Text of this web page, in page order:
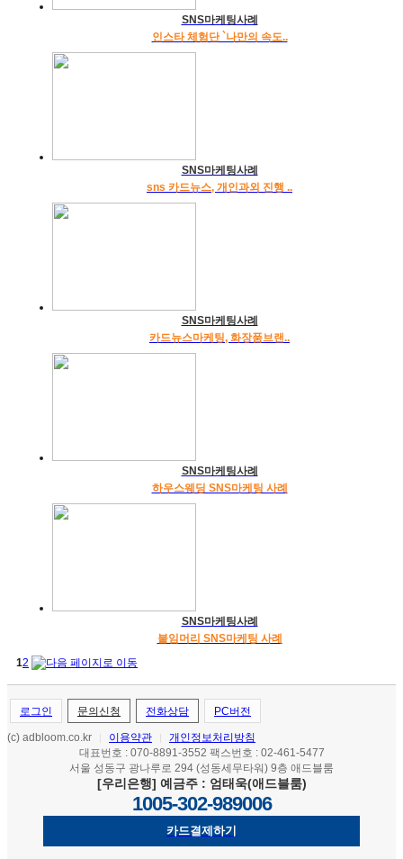
SNS마케팅사례
인스타 체험단 `나만의 속도..
SNS마케팅사례
sns 카드뉴스, 개인과외 진행 ..
SNS마케팅사례
카드뉴스마케팅, 화장품브랜..
SNS마케팅사례
하우스웨딩 SNS마케팅 사례
SNS마케팅사례
붙임머리 SNS마케팅 사례
12
로그인 문의신청 전화상담 PC버전
(c) adbloom.co.kr 이용약관
개인정보처리방침
대표번호 : 070-8891-3552 팩스번호 : 02-461-5477
서울 성동구 광나루로 294 (성동세무타워) 9층 애드블룸
[우리은행] 예금주 : 엄태욱(애드블룸)
1005-302-989006
카드결제하기